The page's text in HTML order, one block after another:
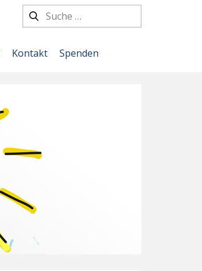
Kontakt Spenden